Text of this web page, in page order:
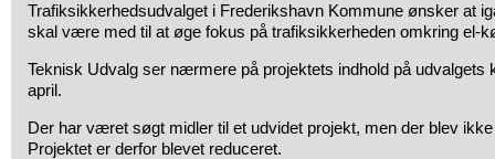
Trafiksikkerhedsudvalget i Frederikshavn Kommune ønsker at
skal være med til at øge fokus på trafiksikkerheden omkring el-
Teknisk Udvalg ser nærmere på projektets indhold på udvalgets
april.
Der har været søgt midler til et udvidet projekt, men der blev
Projektet er derfor blevet reduceret.